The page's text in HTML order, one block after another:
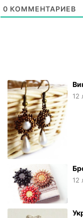
0 КОММЕНТАРИЕВ
12
12